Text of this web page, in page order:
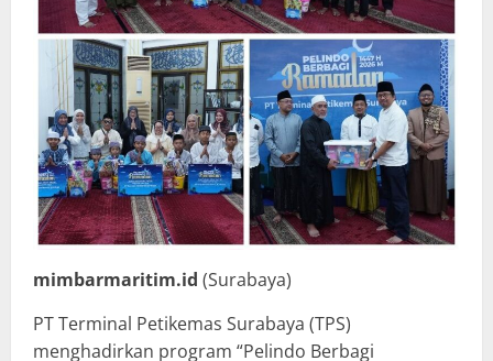
mimbarmaritim.id (Surabaya)
PT Terminal Petikemas Surabaya (TPS)
menghadirkan program “Pelindo Berbagi